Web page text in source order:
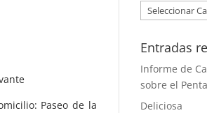
Paseo de la
Entradas
Informe de
sobre el Penta
Deliciosa